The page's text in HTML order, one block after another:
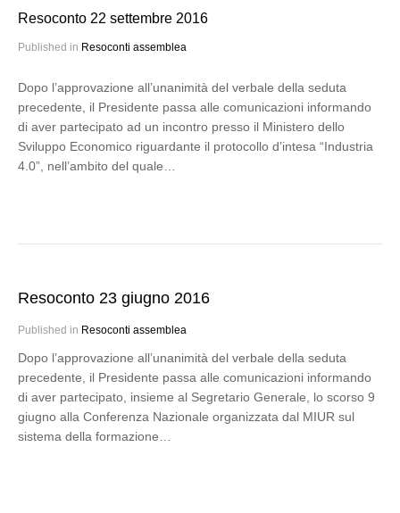
Resoconto 22 settembre 2016
Published in Resoconti assemblea
Dopo l’approvazione all’unanimità del verbale della seduta
precedente, il Presidente passa alle comunicazioni informando
di aver partecipato ad un incontro presso il Ministero dello
Sviluppo Economico riguardante il protocollo d’intesa “Industria
4.0”, nell’ambito del quale…
Resoconto 23 giugno 2016
Published in Resoconti assemblea
Dopo l’approvazione all’unanimità del verbale della seduta
precedente, il Presidente passa alle comunicazioni informando
di aver partecipato, insieme al Segretario Generale, lo scorso 9
giugno alla Conferenza Nazionale organizzata dal MIUR sul
sistema della formazione…